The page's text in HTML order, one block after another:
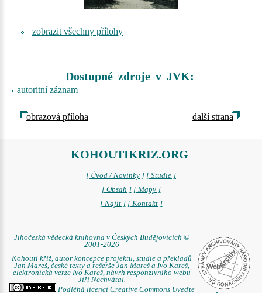
zobrazit všechny přílohy
Dostupné zdroje v JVK:
autoritní záznam
obrazová příloha další strana
KOHOUTIKRIZ.ORG
[ Úvod / Novinky ] [ Studie ]
[ Obsah ] [ Mapy ]
[ Najít ] [ Kontakt ]
Jihočeská vědecká knihovna v Českých Budějovicích ©
2001-2026
Kohoutí kříž, autor koncepce projektu, studie a překladů
Jan Mareš, české texty a rešerše Jan Mareš a Ivo Kareš,
elektronická verze Ivo Kareš, návrh responzivního webu
Jiří Nechvátal.
Podléhá licenci Creative Commons Uveďte